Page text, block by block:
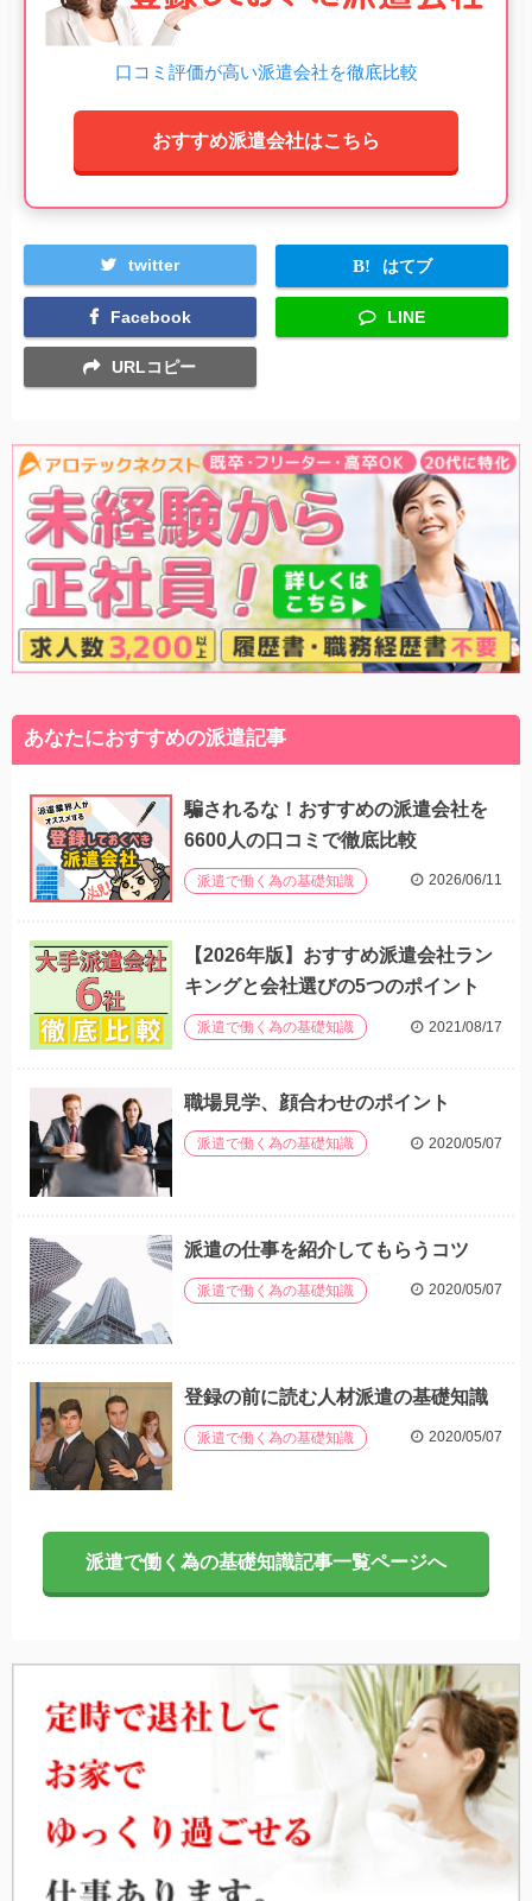
口コミ評価が高い派遣会社を徹底比較
おすすめ派遣会社はこちら
twitter はてブ
Facebook LINE
URLコピー
あなたにおすすめの派遣記事
騙されるな！おすすめの派遣会社を
6600人の口コミで徹底比較
派遣で働く為の基礎知識 2026/06/11
【2026年版】おすすめ派遣会社ラン
キングと会社選びの5つのポイント
派遣で働く為の基礎知識 2021/08/17
職場見学、顔合わせのポイント
派遣で働く為の基礎知識 2020/05/07
派遣の仕事を紹介してもらうコツ
派遣で働く為の基礎知識 2020/05/07
登録の前に読む人材派遣の基礎知識
派遣で働く為の基礎知識 2020/05/07
派遣で働く為の基礎知識記事一覧ページへ